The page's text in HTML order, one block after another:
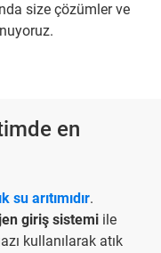
size çözümler ve
en
su arıtımıdır.
giriş sistemi ile
kullanılarak atık